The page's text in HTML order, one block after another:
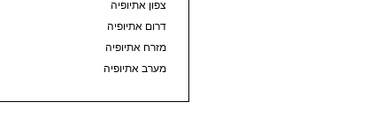
צפון אתיופיה
דרום אתיופיה
מזרח אתיופיה
מערב אתיופיה